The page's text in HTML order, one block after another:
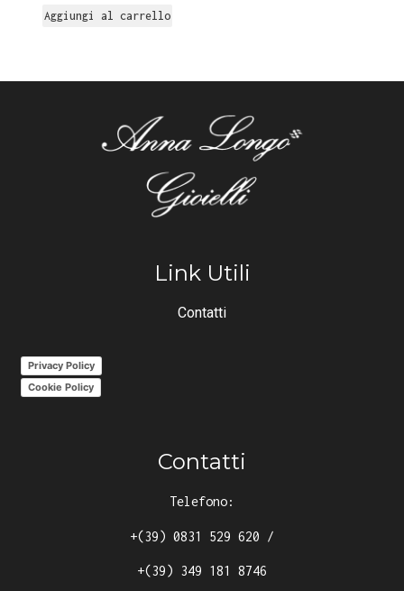
Aggiungi al carrello
Link Utili
Contatti
Privacy Policy
Cookie Policy
Contatti
Telefono:
+(39) 0831 529 620 /
+(39) 349 181 8746